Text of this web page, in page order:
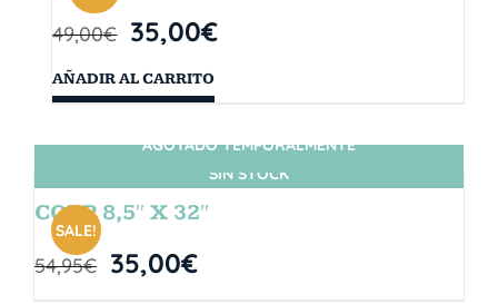
49,00€ 35,00€
AÑADIR AL CARRITO
SIN STOCK
SALE!
AGOTADO TEMPORALMENTE
CORP 8,5″ X 32″
54,95€ 35,00€